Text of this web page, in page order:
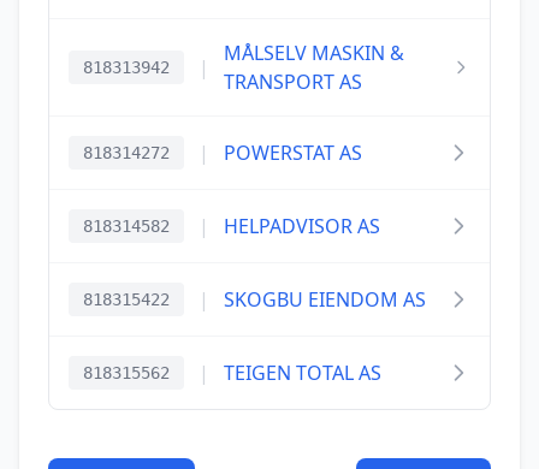
818313942 |
MÅLSELV MASKIN &
TRANSPORT AS
818314272 | POWERSTAT AS
818314582 | HELPADVISOR AS
818315422 | SKOGBU EIENDOM AS
818315562 | TEIGEN TOTAL AS